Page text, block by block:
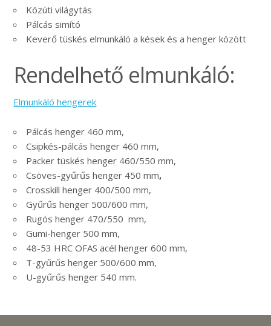
Közúti világytás
Pálcás simító
Keverő tüskés elmunkáló a kések és a henger között
Rendelhető elmunkáló:
Elmunkáló hengerek
Pálcás henger 460 mm,
Csipkés-pálcás henger 460 mm,
Packer tüskés henger 460/550 mm,
Csöves-gyűrűs henger 450 mm,
Crosskill henger 400/500 mm,
Gyűrűs henger 500/600 mm,
Rugós henger 470/550 mm,
Gumi-henger 500 mm,
48-53 HRC OFAS acél henger 600 mm,
T-gyűrűs henger 500/600 mm,
U-gyűrűs henger 540 mm.